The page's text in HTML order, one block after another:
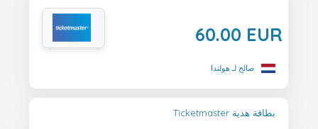
60.00 EUR
صالح لـ هولندا
Ticketmaster بطاقة هدية